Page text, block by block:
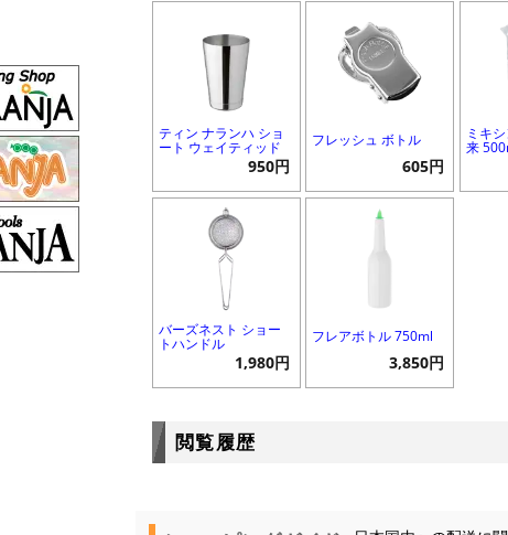
ティン ナランハ ショ
ート ウェイティッド
950円
フレッシュ ボトル
605円
ミキ
来
バーズネスト ショー
トハンドル
1,980円
フレアボトル 750ml
3,850円
閲覧履歴